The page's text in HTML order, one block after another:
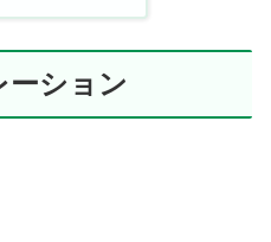
ーション